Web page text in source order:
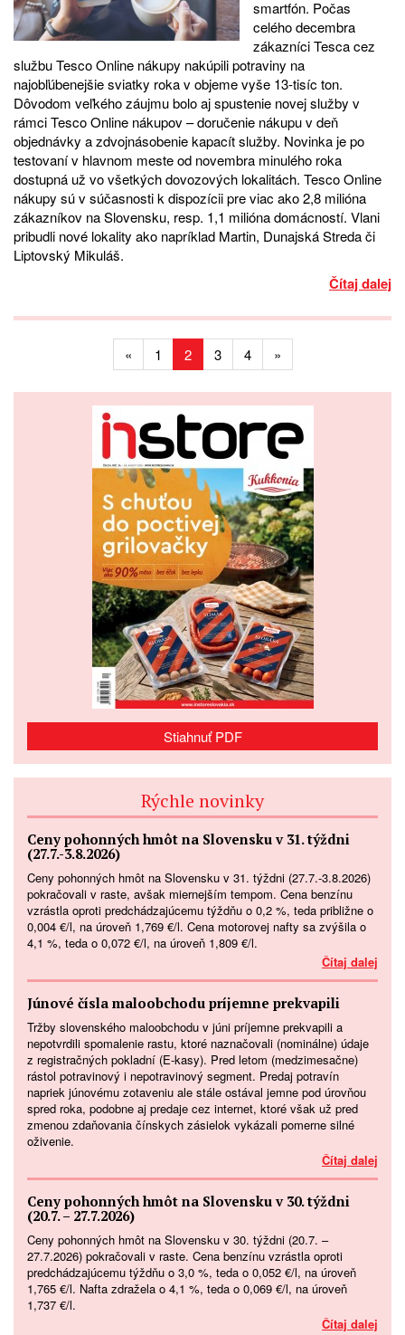
smartfón. Počas
celého decembra
zákazníci Tesca cez
službu Tesco Online nákupy nakúpili potraviny na
najobľúbenejšie sviatky roka v objeme vyše 13-tisíc ton.
Dôvodom veľkého záujmu bolo aj spustenie novej služby v
rámci Tesco Online nákupov – doručenie nákupu v deň
objednávky a zdvojnásobenie kapacít služby. Novinka je po
testovaní v hlavnom meste od novembra minulého roka
dostupná už vo všetkých dovozových lokalitách. Tesco Online
nákupy sú v súčasnosti k dispozícii pre viac ako 2,8 milióna
zákazníkov na Slovensku, resp. 1,1 milióna domácností. Vlani
pribudli nové lokality ako napríklad Martin, Dunajská Streda či
Liptovský Mikuláš.
Čítaj dalej
« 1 2 3 4 »
Stiahnuť PDF
Rýchle novinky
Ceny pohonných hmôt na Slovensku v 31. týždni
(27.7.-3.8.2026)
Ceny pohonných hmôt na Slovensku v 31. týždni (27.7.-3.8.2026)
pokračovali v raste, avšak miernejším tempom. Cena benzínu
vzrástla oproti predchádzajúcemu týždňu o 0,2 %, teda približne o
0,004 €/l, na úroveň 1,769 €/l. Cena motorovej nafty sa zvýšila o
4,1 %, teda o 0,072 €/l, na úroveň 1,809 €/l.
Čítaj dalej
Júnové čísla maloobchodu príjemne prekvapili
Tržby slovenského maloobchodu v júni príjemne prekvapili a
nepotvrdili spomalenie rastu, ktoré naznačovali (nominálne) údaje
z registračných pokladní (E-kasy). Pred letom (medzimesačne)
rástol potravinový i nepotravinový segment. Predaj potravín
napriek júnovému zotaveniu ale stále ostával jemne pod úrovňou
spred roka, podobne aj predaje cez internet, ktoré však už pred
zmenou zdaňovania čínskych zásielok vykázali pomerne silné
oživenie.
Čítaj dalej
Ceny pohonných hmôt na Slovensku v 30. týždni
(20.7. – 27.7.2026)
Ceny pohonných hmôt na Slovensku v 30. týždni (20.7. –
27.7.2026) pokračovali v raste. Cena benzínu vzrástla oproti
predchádzajúcemu týždňu o 3,0 %, teda o 0,052 €/l, na úroveň
1,765 €/l. Nafta zdražela o 4,1 %, teda o 0,069 €/l, na úroveň
1,737 €/l.
Čítaj dalej